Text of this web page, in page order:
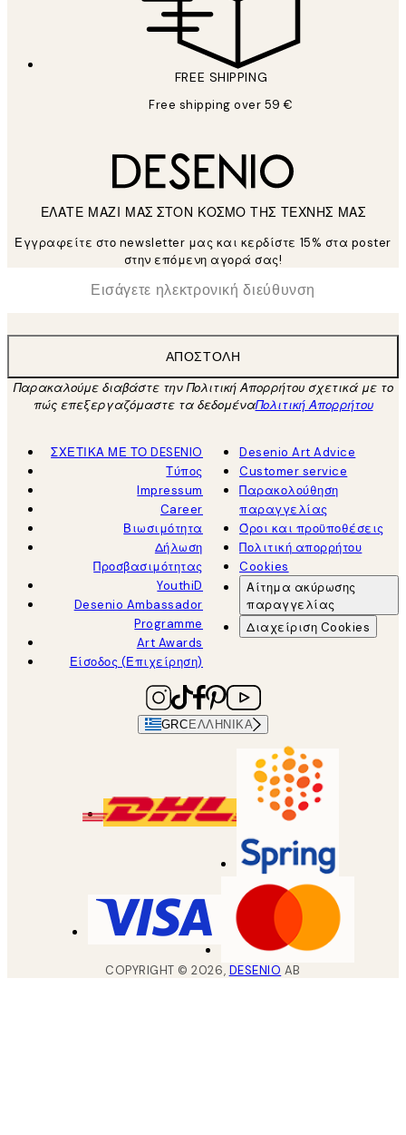
FREE SHIPPING
Free shipping over 59 €
ΕΛΑΤΕ ΜΑΖΙ ΜΑΣ ΣΤΟΝ ΚΟΣΜΟ ΤΗΣ ΤΕΧΝΗΣ ΜΑΣ
Εγγραφείτε στο newsletter μας και κερδίστε 15% στα poster
στην επόμενη αγορά σας!
Ηλεκτρονική Διεύθυνση
ΑΠΟΣΤΟΛΉ
Παρακαλούμε διαβάστε την Πολιτική Απορρήτου σχετικά με το
πώς επεξεργαζόμαστε τα δεδομέναΠολιτική Απορρήτου
ΣΧΕΤΙΚΑ ΜΕ ΤΟ DESENIO
Τύπος
Impressum
Career
Βιωσιμότητα
Δήλωση
Προσβασιμότητας
YouthiD
Desenio Ambassador
Programme
Art Awards
Είσοδος (Επιχείρηση)
Desenio Art Advice
Customer service
Παρακολούθηση
παραγγελίας
Όροι και προϋποθέσεις
Πολιτική απορρήτου
Cookies
Αίτημα ακύρωσης
παραγγελίας
Διαχείριση Cookies
GRC ΕΛΛΗΝΙΚΆ
COPYRIGHT ©2026, DESENIO AB